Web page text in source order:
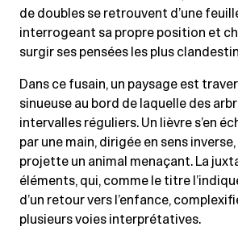
de doubles se retrouvent d’une
interrogeant sa propre position et
surgir ses pensées les plus
Dans ce fusain, un paysage est
sinueuse au bord de laquelle des
intervalles réguliers. Un lièvre s’en
par une main, dirigée en sens
projette un animal menaçant. La
éléments, qui, comme le titre
d’un retour vers l’enfance,
plusieurs voies interprétatives.